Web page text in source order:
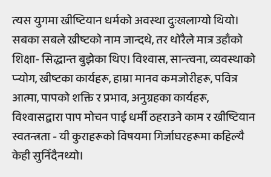
त्यस युगमा ख्रीष्टियान धर्मको अवस्था दुःखलाग्यो थियो।
सबका सबले ख्रीष्टको नाम जान्दथे, तर थोरैले मात्र उहाँको
शिक्षा- सिद्धान्त बुझेका थिए। विश्वास, सान्त्वना, व्यवस्थाको
प्र्‍योग, ख्रीष्टका कार्यहरू, हाम्रा मानव कमजोरीहरू, पवित्र
आत्मा, पापको शक्ति र प्रभाव, अनुग्रहका कार्यहरू,
विश्वासद्वारा पाप मोचन पाई धर्मी ठहराउने काम र ख्रीष्टियान
स्वतन्त्रता - यी कुराहरूको विषयमा गिर्जाघरहरूमा कहिल्यै
केही सुनिँदैनथ्यो।